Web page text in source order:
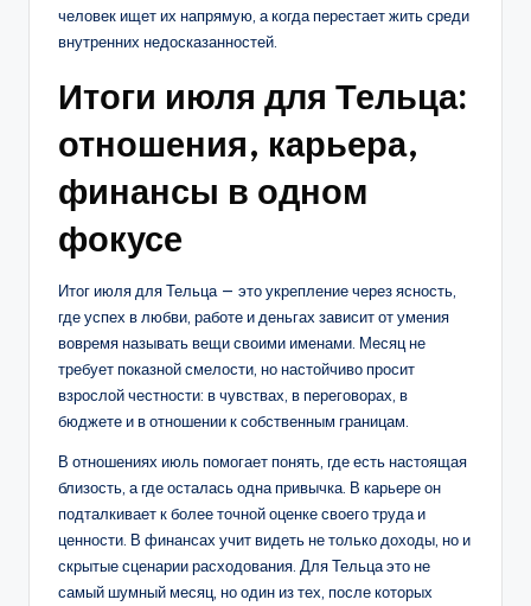
человек ищет их напрямую, а когда перестает жить среди
внутренних недосказанностей.
Итоги июля для Тельца:
отношения, карьера,
финансы в одном
фокусе
Итог июля для Тельца — это укрепление через ясность,
где успех в любви, работе и деньгах зависит от умения
вовремя называть вещи своими именами. Месяц не
требует показной смелости, но настойчиво просит
взрослой честности: в чувствах, в переговорах, в
бюджете и в отношении к собственным границам.
В отношениях июль помогает понять, где есть настоящая
близость, а где осталась одна привычка. В карьере он
подталкивает к более точной оценке своего труда и
ценности. В финансах учит видеть не только доходы, но и
скрытые сценарии расходования. Для Тельца это не
самый шумный месяц, но один из тех, после которых